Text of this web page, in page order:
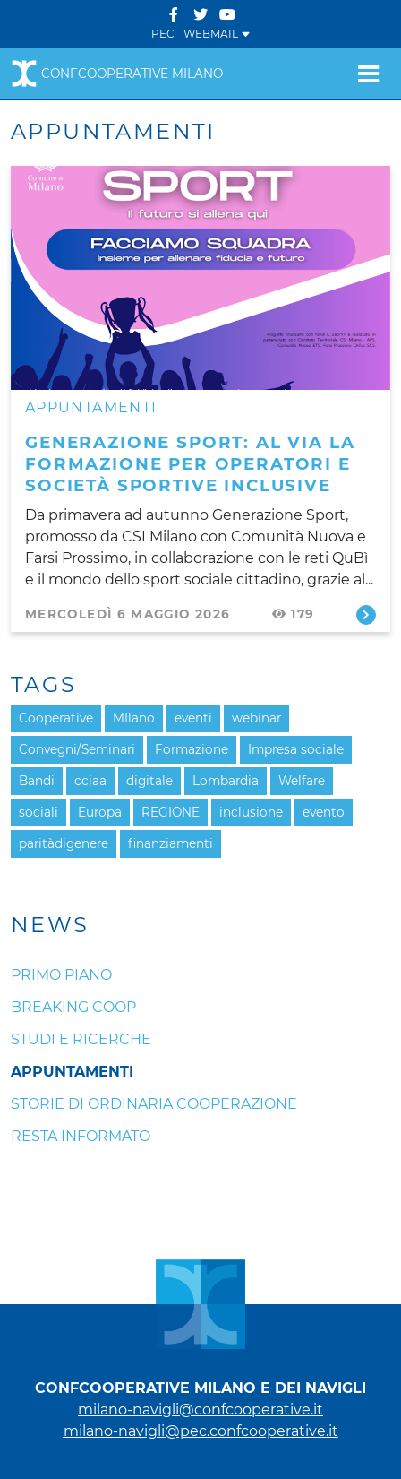
PEC WEBMAIL
CONFCOOPERATIVE MILANO
APPUNTAMENTI
APPUNTAMENTI
GENERAZIONE SPORT: AL VIA LA
FORMAZIONE PER OPERATORI E
SOCIETÀ SPORTIVE INCLUSIVE
Da primavera ad autunno Generazione Sport,
promosso da CSI Milano con Comunità Nuova e
Farsi Prossimo, in collaborazione con le reti QuBì
e il mondo dello sport sociale cittadino, grazie al...
MERCOLEDÌ 6 MAGGIO 2026 179
NEWS
PRIMO PIANO
BREAKING COOP
STUDI E RICERCHE
APPUNTAMENTI
STORIE DI ORDINARIA COOPERAZIONE
RESTA INFORMATO
TAGS
Cooperative MIlano eventi webinar
Convegni/Seminari Formazione Impresa sociale
Bandi cciaa digitale Lombardia Welfare
sociali Europa REGIONE inclusione evento
paritàdigenere finanziamenti
CONFCOOPERATIVE MILANO E DEI NAVIGLI
milano-navigli@confcooperative.it
milano-navigli@pec.confcooperative.it